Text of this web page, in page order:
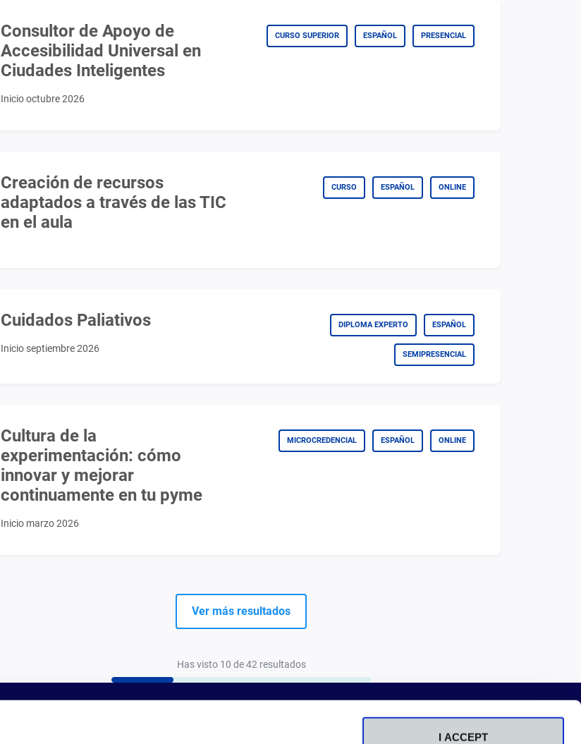
I ACCEPT
Consultor de Apoyo de
Accesibilidad Universal en
Ciudades Inteligentes
Inicio octubre 2026
CURSO SUPERIOR ESPAÑOL PRESENCIAL
Creación de recursos
adaptados a través de las TIC
en el aula
CURSO ESPAÑOL ONLINE
Cuidados Paliativos
Inicio septiembre 2026
DIPLOMA EXPERTO ESPAÑOL
SEMIPRESENCIAL
Cultura de la
experimentación: cómo
innovar y mejorar
continuamente en tu pyme
Inicio marzo 2026
MICROCREDENCIAL ESPAÑOL ONLINE
Ver más resultados
Has visto 10 de 42 resultados